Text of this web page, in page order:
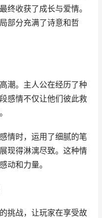
终收获了成长与爱情。
部分充满了诗意和哲
潮。主人公在经历了种
感情不仅让他们彼此救
情时，运用了细腻的笔
现得淋漓尽致。这种情
动和力量。
挑战，让玩家在享受故